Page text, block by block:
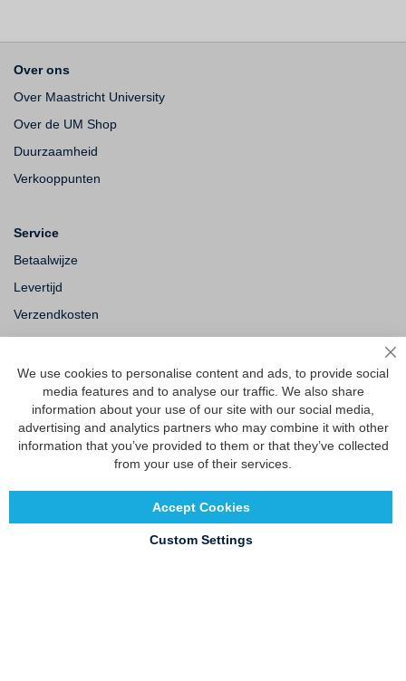
Over ons
Over Maastricht University
Over de UM Shop
Duurzaamheid
Verkooppunten
Service
Betaalwijze
Levertijd
Verzendkosten
Ruilen & retourneren
Vragen
Veelgestelde vragen
Maattabel
We use cookies to personalise content and ads, to provide social
media features and to analyse our traffic. We also share
information about your use of our site with our social media,
advertising and analytics partners who may combine it with other
information that you’ve provided to them or that they’ve collected
from your use of their services.
Accept Cookies
Custom Settings